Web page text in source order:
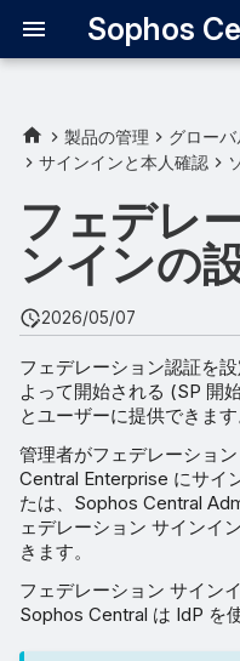
Sophos
製品の管理 グロー
サインインと本人確認
フェデレ
ンインの
2026/05/07
フェデレーション認証を
よって開始される (SP 開
とユーザーに提供できます
管理者がフェデレーショ
Central Enterprise にサイ
たは、Sophos Central
ェデレーション サインイ
きます。
フェデレーション サイン
Sophos Central は IdP を